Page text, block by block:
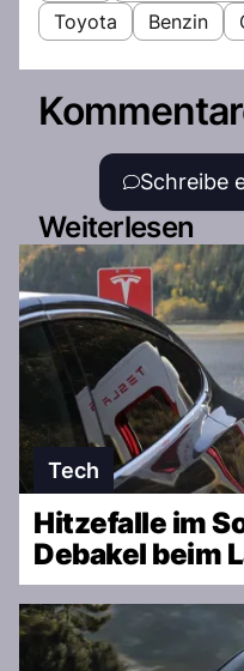
Toyota Benzin
Schreibe
Weiterlesen
Tech
Hitzefalle im
Debakel beim